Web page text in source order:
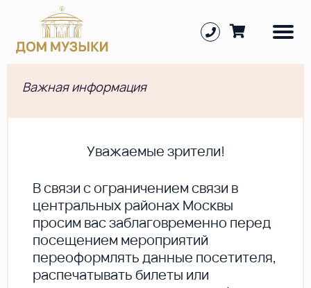
Важная информация
Уважаемые зрители!
В cвязи с ограничением связи в
центральных районах Москвы
просим вас заблаговременно перед
посещением мероприятий
переоформлять данные посетителя,
распечатывать билеты или